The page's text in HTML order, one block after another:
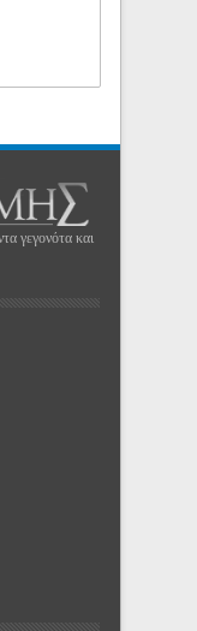
γεγονότα και